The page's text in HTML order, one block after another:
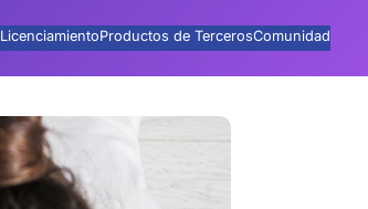
LicenciamientoProductos de TercerosComunidad